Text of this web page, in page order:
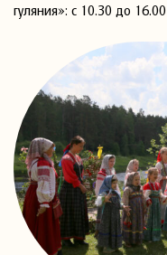
гуляния»: с 10.30 до